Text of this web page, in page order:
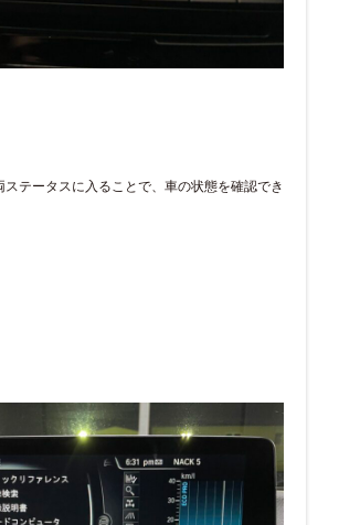
ステータスに入ることで、車の状態を確認でき